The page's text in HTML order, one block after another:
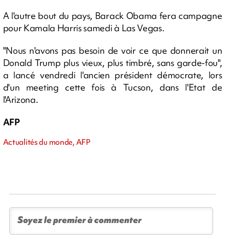
A l'autre bout du pays, Barack Obama fera campagne
pour Kamala Harris samedi à Las Vegas.
"Nous n'avons pas besoin de voir ce que donnerait un
Donald Trump plus vieux, plus timbré, sans garde-fou",
a lancé vendredi l'ancien président démocrate, lors
d'un meeting cette fois à Tucson, dans l'Etat de
l'Arizona.
AFP
Actualités du monde, AFP